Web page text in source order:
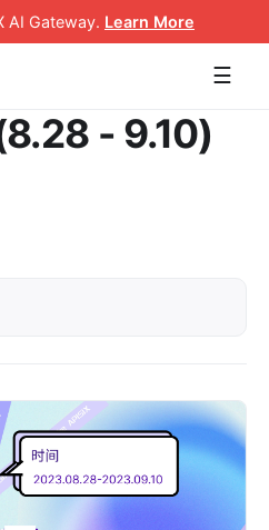
AI Gateway. Learn More
☰
- 9.10)